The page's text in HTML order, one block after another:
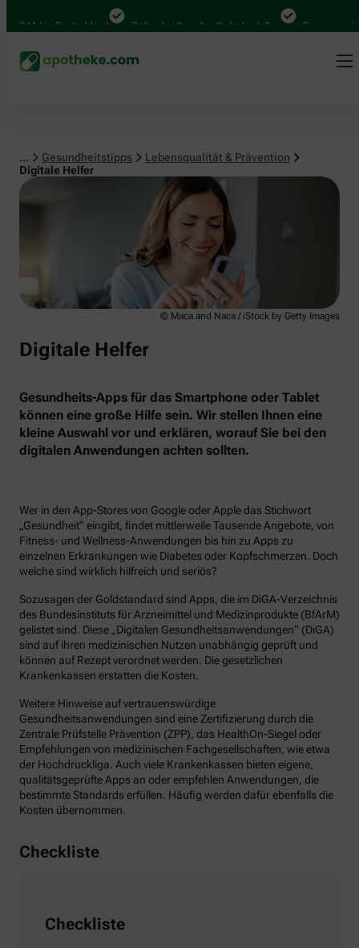
Mal in Deutschland Online bei Ihrer Apotheke bestellen Bequem
... Gesundheitstipps
Lebensqualität & Prävention
Digitale Helfer
Lebensqualität & Prävention
© Maca and Naca / iStock by Getty Images
Digitale Helfer
Gesundheits-Apps für das Smartphone oder Tablet
können eine große Hilfe sein. Wir stellen Ihnen eine
kleine Auswahl vor und erklären, worauf Sie bei den
digitalen Anwendungen achten sollten.
Wer in den App-Stores von Google oder Apple das Stichwort
„Gesundheit“ eingibt, findet mittlerweile Tausende Angebote, von
Fitness- und Wellness-Anwendungen bis hin zu Apps zu
einzelnen Erkrankungen wie Diabetes oder Kopfschmerzen. Doch
welche sind wirklich hilfreich und seriös?
Sozusagen der Goldstandard sind Apps, die im DiGA-Verzeichnis
des Bundesinstituts für Arzneimittel und Medizinprodukte (BfArM)
gelistet sind. Diese „Digitalen Gesundheitsanwendungen“ (DiGA)
sind auf ihren medizinischen Nutzen unabhängig geprüft und
können auf Rezept verordnet werden. Die gesetzlichen
Krankenkassen erstatten die Kosten.
Weitere Hinweise auf vertrauenswürdige
Gesundheitsanwendungen sind eine Zertifizierung durch die
Zentrale Prüfstelle Prävention (ZPP), das HealthOn-Siegel oder
Empfehlungen von medizinischen Fachgesellschaften, wie etwa
der Hochdruckliga. Auch viele Krankenkassen bieten eigene,
qualitätsgeprüfte Apps an oder empfehlen Anwendungen, die
bestimmte Standards erfüllen. Häufig werden dafür ebenfalls die
Kosten übernommen.
Checkliste
Checkliste